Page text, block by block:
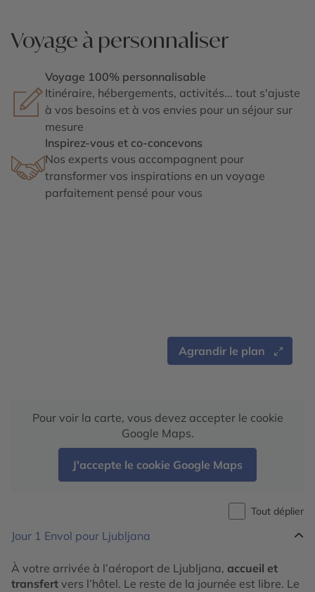
Voyage à personnaliser
Voyage 100% personnalisable
Itinéraire, hébergements, activités... tout s'ajuste
à vos besoins et à vos envies pour un séjour sur
mesure
Inspirez-vous et co-concevons
Nos experts vous accompagnent pour
transformer vos inspirations en un voyage
parfaitement pensé pour vous
Agrandir le plan
Pour voir la carte, vous devez accepter le cookie
Google Maps.
J'accepte le cookie Google Maps
Tout déplier
Jour 1 Envol pour Ljubljana
À votre arrivée à l’aéroport de Ljubljana, accueil et
transfert vers l’hôtel. Le reste de la journée est libre. Le